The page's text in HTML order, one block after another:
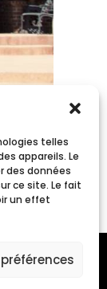
telles
appareils. Le
des données
ce site. Le fait
un effet